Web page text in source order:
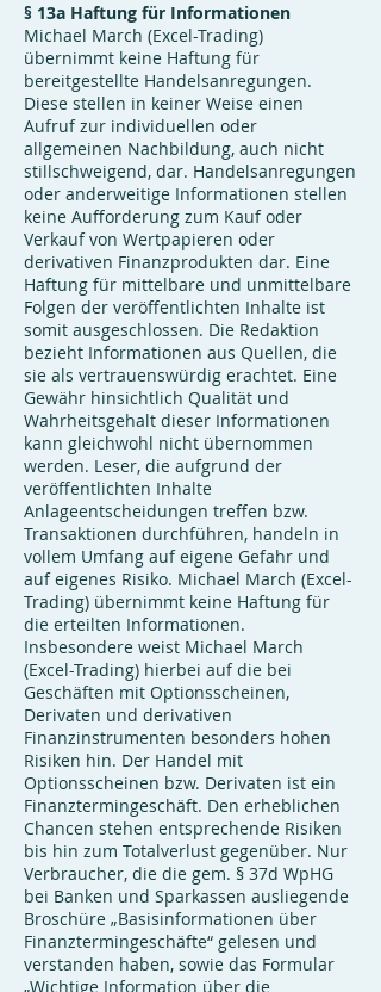
§ 13a Haftung für Informationen
Michael March (Excel-Trading)
übernimmt keine Haftung für
bereitgestellte Handelsanregungen.
Diese stellen in keiner Weise einen
Aufruf zur individuellen oder
allgemeinen Nachbildung, auch nicht
stillschweigend, dar. Handelsanregungen
oder anderweitige Informationen stellen
keine Aufforderung zum Kauf oder
Verkauf von Wertpapieren oder
derivativen Finanzprodukten dar. Eine
Haftung für mittelbare und unmittelbare
Folgen der veröffentlichten Inhalte ist
somit ausgeschlossen. Die Redaktion
bezieht Informationen aus Quellen, die
sie als vertrauenswürdig erachtet. Eine
Gewähr hinsichtlich Qualität und
Wahrheitsgehalt dieser Informationen
kann gleichwohl nicht übernommen
werden. Leser, die aufgrund der
veröffentlichten Inhalte
Anlageentscheidungen treffen bzw.
Transaktionen durchführen, handeln in
vollem Umfang auf eigene Gefahr und
auf eigenes Risiko. Michael March (Excel-
Trading) übernimmt keine Haftung für
die erteilten Informationen.
Insbesondere weist Michael March
(Excel-Trading) hierbei auf die bei
Geschäften mit Optionsscheinen,
Derivaten und derivativen
Finanzinstrumenten besonders hohen
Risiken hin. Der Handel mit
Optionsscheinen bzw. Derivaten ist ein
Finanztermingeschäft. Den erheblichen
Chancen stehen entsprechende Risiken
bis hin zum Totalverlust gegenüber. Nur
Verbraucher, die die gem. § 37d WpHG
bei Banken und Sparkassen ausliegende
Broschüre „Basisinformationen über
Finanztermingeschäfte“ gelesen und
verstanden haben, sowie das Formular
„Wichtige Information über die